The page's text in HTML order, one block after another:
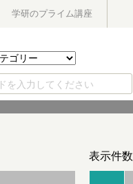
学研のプライム講座
表示件数